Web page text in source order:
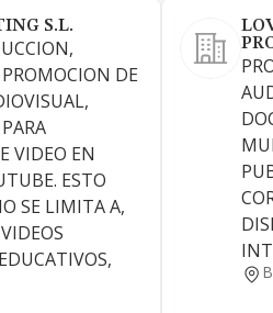
S.L.
DE
VIDEO EN
ESTO
SE LIMITA A,